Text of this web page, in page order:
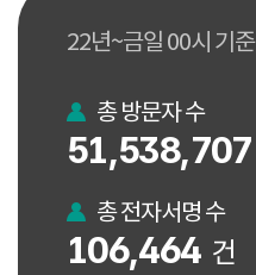
22년~금일 00시 기준
총 방문자 수
51,538,707
총 전자서명 수
106,464 건